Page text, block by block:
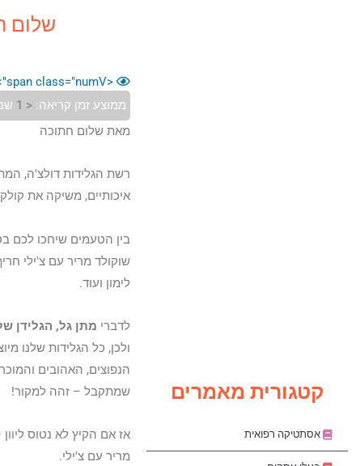
קטגורית מאמרים
אסתטיקה רפואית
שלום
<span class="numV">מס' צפיות בפוסט:</span>
ממוצע זמן קריאה: < 1
מאת שלום חתוכה
רשת הגלידות דולצ'ה,
איכותיים, משיקה את
בין הטעמים שיחכו לכם
שוקולד מריר עם צ'ילי
לימון ועוד.
לדברי מתן גל, הגלידן
ולכן, כל הגלידות שלנו
הנפוצים, האהובים
שמתקבל – זהה למקור!
אז אם הקיץ לא נטוס
מריר עם צ'ילי.